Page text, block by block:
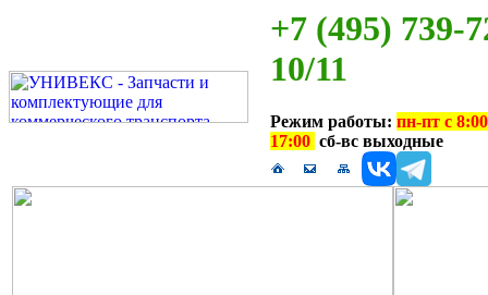
+7 (495) 739-
10/11
Режим работы: пн-пт с
17:00 сб-вс выходные